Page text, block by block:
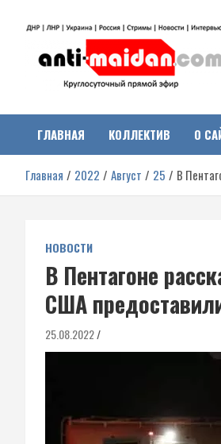
Антимайдан:
Гражданская
Украине
о гражданской войне на Украине,
ДНР, ЛНР и других регионах.
ГЛАВНАЯ КОЛЛЕКТИВ О
Главная 2022 Август 25 В
НОВОСТИ
В Пентагоне
США
25.08.2022